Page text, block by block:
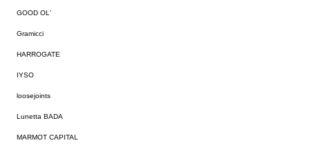
GOOD OL'
Gramicci
HARROGATE
IYSO
loosejoints
Lunetta BADA
MARMOT CAPITAL